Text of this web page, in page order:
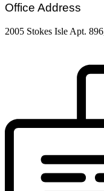
Office Address
2005 Stokes Isle Apt.